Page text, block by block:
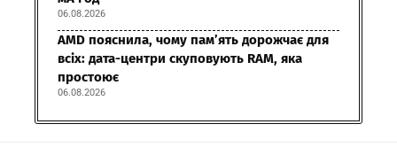
06.08.2026
AMD пояснила, чому пам’ять дорожчає для
всіх: дата-центри скуповують RAM, яка
простоює
06.08.2026